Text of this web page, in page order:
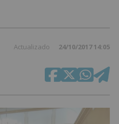
Actualizado 24/10/2017 14:05